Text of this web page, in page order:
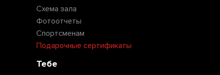
Спортсменам
Фотоотчеты
Схема зала
Подарочные сертификаты
Тебе